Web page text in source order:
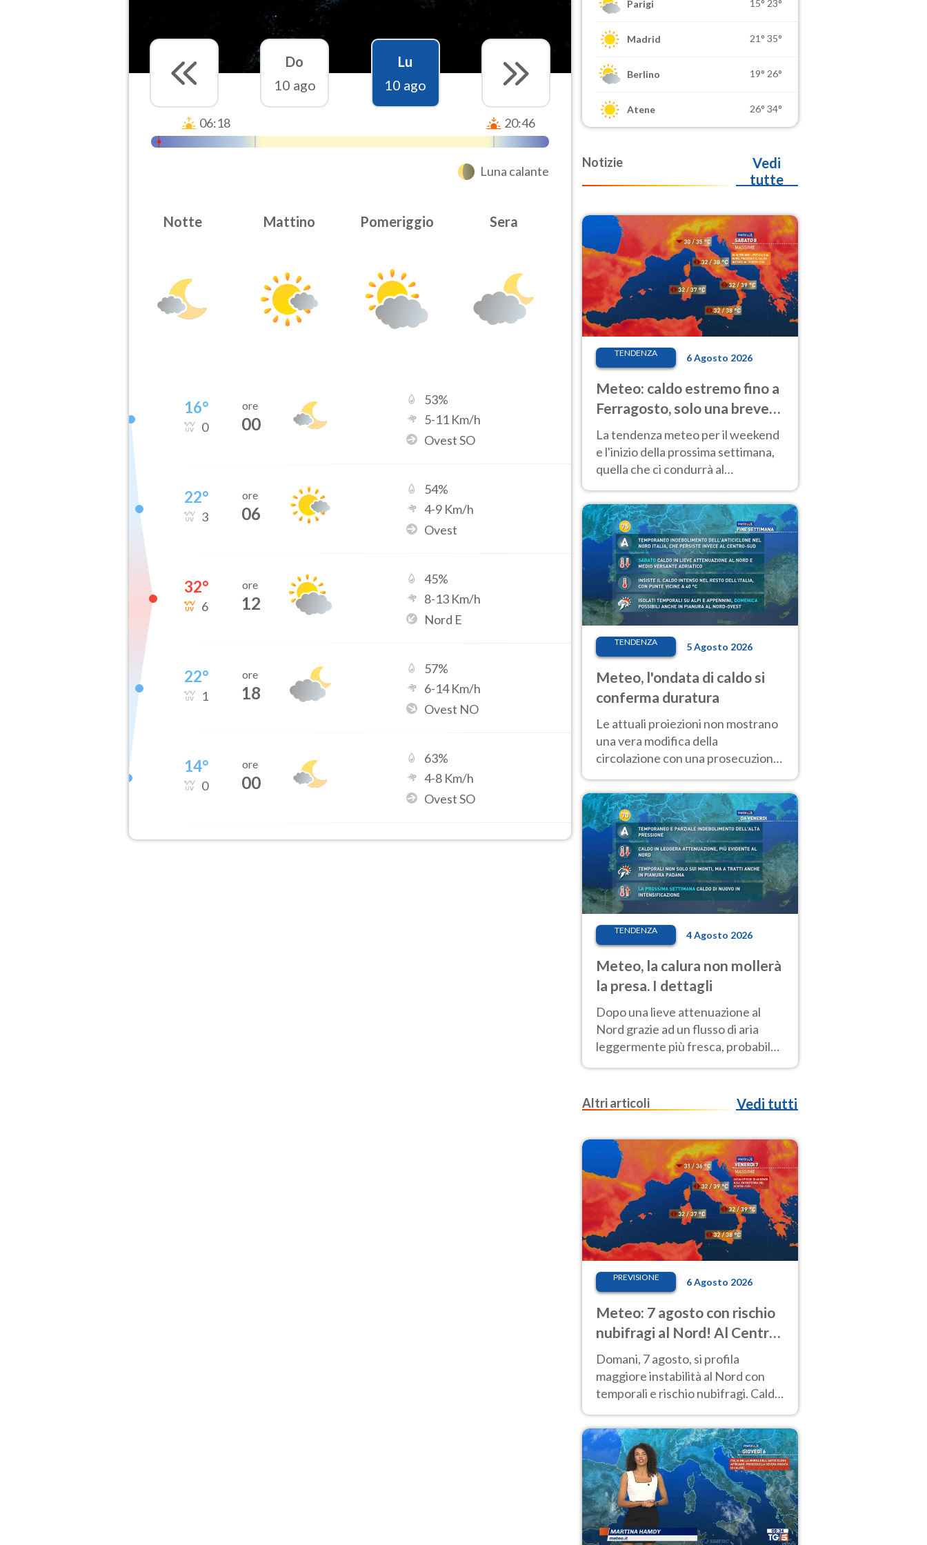
Do
10 ago
Lu
10 ago
06:18 20:46
Luna calante
Notte Mattino Pomeriggio Sera
16°
0
ore
00
53%
5-11 Km/h
Ovest SO
22°
3
ore
06
54%
4-9 Km/h
Ovest
32°
6
ore
12
45%
8-13 Km/h
Nord E
22°
1
ore
18
57%
6-14Km/h
Ovest NO
14°
0
ore
00
63%
4-8 Km/h
Ovest SO
Parigi 15° 23°
Madrid 21° 35°
Berlino 19° 26°
Atene 26° 34°
Notizie
Vedi
tutte
TENDENZA 6 Agosto 2026
Meteo: caldo estremo fino a
Ferragosto, solo una breve
pausa. Ecco dove
La tendenza meteo per il weekend
e l'inizio della prossima settimana,
quella che ci condurrà al
temperature molto elevate
TENDENZA 5 Agosto 2026
Meteo, l'ondata di caldo si
conferma duratura
Le attuali proiezioni non mostrano
una vera modifica della
circolazione con una prosecuzione
giorni, compresa la settimana di
Ferragosto
TENDENZA 4 Agosto 2026
Meteo, la calura non mollerà
la presa. I dettagli
Dopo una lieve attenuazione al
Nord grazie ad un flusso di aria
leggermente più fresca, probabile
nuovo rinforzo dell’anticiclone
Altri articoli
Vedi tutti
PREVISIONE 6 Agosto 2026
Meteo: 7 agosto con rischio
nubifragi al Nord! Al Centro-
Sud caldo estremo
Domani, 7 agosto, si profila
maggiore instabilità al Nord con
temporali e rischio nubifragi. Caldo
previsioni.